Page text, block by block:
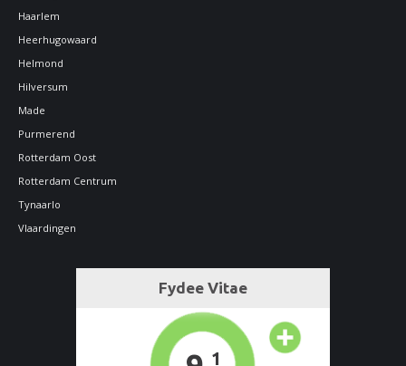
Haarlem
Heerhugowaard
Helmond
Hilversum
Made
Purmerend
Rotterdam Oost
Rotterdam Centrum
Tynaarlo
Vlaardingen